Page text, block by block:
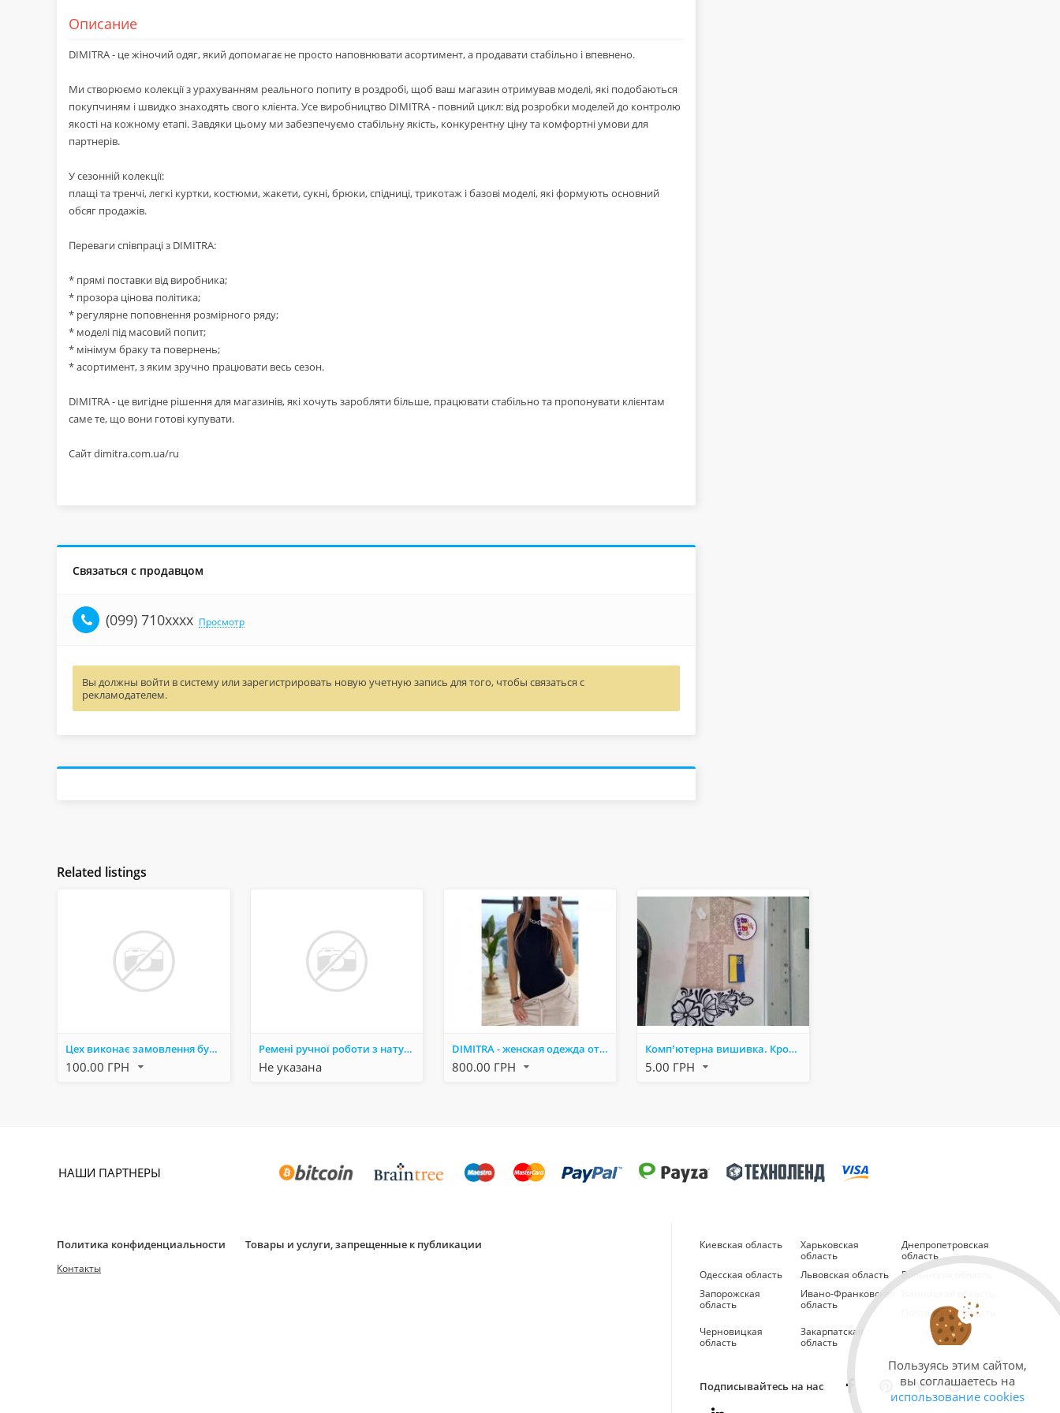
Пользуясь этим сайтом,
вы соглашаетесь на
использование cookies
Описание
DIMITRA - це жіночий одяг, який допомагає не просто наповнювати асортимент, а продавати стабільно і впевнено.
Ми створюємо колекції з урахуванням реального попиту в роздробі, щоб ваш магазин отримував моделі, які подобаються
покупчиням і швидко знаходять свого клієнта. Усе виробництво DIMITRA - повний цикл: від розробки моделей до контролю
якості на кожному етапі. Завдяки цьому ми забезпечуємо стабільну якість, конкурентну ціну та комфортні умови для
партнерів.
У сезонній колекції:
плащі та тренчі, легкі куртки, костюми, жакети, сукні, брюки, спідниці, трикотаж і базові моделі, які формують основний
обсяг продажів.
Переваги співпраці з DIMITRA:
* прямі поставки від виробника;
* прозора цінова політика;
* регулярне поповнення розмірного ряду;
* моделі під масовий попит;
* мінімум браку та повернень;
* асортимент, з яким зручно працювати весь сезон.
DIMITRA - це вигідне рішення для магазинів, які хочуть заробляти більше, працювати стабільно та пропонувати клієнтам
саме те, що вони готові купувати.
Сайт dimitra.com.ua/ru
Связаться с продавцом
(099) 710xxxx Просмотр
Вы должны войти в систему или зарегистрировать новую учетную запись для того, чтобы связаться с
рекламодателем.
Related listings
Цех виконає замовлення будь якоЇ складності.
100.00 ГРН
Ремені ручної роботи з натуральної шкіри
Не указана
DIMITRA - женская одежда от производителя
800.00 ГРН
Компʼютерна вишивка. Крой, готові вироби.
5.00 ГРН
НАШИ ПАРТНЕРЫ
Политика конфиденциальности Товары и услуги, запрещенные к публикации
Контакты
Киевская область
Харьковская
область
Днепропетровская
область
Одесская область
Львовская область
Волынская область
Запорожская
область
Ивано-Франковская
область
Винницкая область
Полтавская область
Черновицкая
область
Закарпатская
область
Подписывайтесь на нас